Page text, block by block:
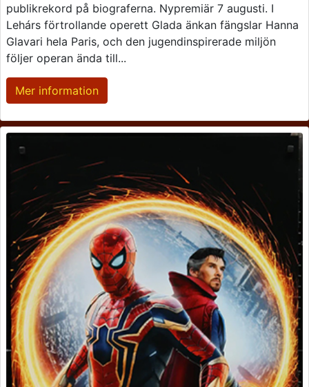
publikrekord på biograferna. Nypremiär 7 augusti. I
Lehárs förtrollande operett Glada änkan fängslar Hanna
Glavari hela Paris, och den jugendinspirerade miljön
följer operan ända till...
Mer information